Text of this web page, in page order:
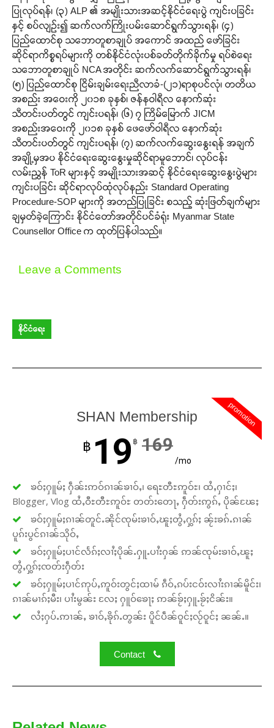
ပြုလုပ်ရန်၊ (၃) ALP ၏ အမျိုးသားအဆင့်နိုင်ငံရေးပွဲ ကျင်းပခြင်း
နှင့် စပ်လျဉ်း၍ ဆက်လက်ကြိုးပမ်းဆောင်ရွက်သွားရန်၊ (၄)
ပြည်ထောင်စု သဘောတူစာချုပ် အကောင် အထည် ဖော်ခြင်း
ဆိုင်ရာကိစ္စရပ်များကို တစ်နိုင်ငံလုံးပစ်ခတ်တိုက်ခိုက်မှု ရပ်စဲရေး
သဘောတူစာချုပ် NCA အတိုင်း ဆက်လက်ဆောင်ရွက်သွားရန်၊
(၅) ပြည်ထောင်စု ငြိမ်းချမ်းရေးညီလာခံ-(၂၁)ရာစုပင်လုံ၊ တတိယ
အစည်း အဝေးကို ၂၀၁၈ ခုနှစ်၊ ဇန်နဝါရီလ နောက်ဆုံး
သီတင်းပတ်တွင် ကျင်းပရန်၊ (၆) ၇ ကြိမ်မြောက် JICM
အစည်းအဝေးကို ၂၀၁၈ ခုနှစ် ဖေဖော်ဝါရီလ နောက်ဆုံး
သီတင်းပတ်တွင် ကျင်းပရန်၊ (၇) ဆက်လက်ဆွေးနွေးရန် အချက်
အချို့မှအပ နိုင်ငံရေးဆွေးနွေးမှုဆိုင်ရာမူဘောင်၊ လုပ်ငန်း
လမ်းညွှန် ToR များနှင့် အမျိုးသားအဆင့် နိုင်ငံရေးဆွေးနွေးပွဲများ
ကျင်းပခြင်း ဆိုင်ရာလုပ်ထုံလုပ်နည်း Standard Operating
Procedure-SOP များကို အတည်ပြုခြင်း စသည့် ဆုံးဖြတ်ချက်များ
ချမှတ်ခဲ့ကြောင်း နိုင်ငံတော်အတိုင်ပင်ခံရုံး Myanmar State
Counsellor Office က ထုတ်ပြန်ပါသည်။
Leave a Comments
နိုင်ငံရေး
promotion
SHAN Membership
฿ 19 ฿ 169
/mo
ၶဝ်ႈႁူမ်ႈ ႁဵၼ်းဢဝ်ၵၢၼ်ၶၢဝ်ႇ၊ ရေႊတီႊဢူဝ်ႊ၊ ထႆႇႁၢင်ႈ၊
Blogger, Vlog ထႆႇဝီႊတီႊဢူဝ်ႊ တတ်းတေႃႇ ႁဵတ်းဢွၵ်ႇ ပိုၼ်ၽႄႈ
ၶဝ်ႈႁူမ်ႈၵၢၼ်တူင်ႉၼိုင်ၸုမ်းၶၢဝ်ႇၽူႈတွႆႇႁွၵ်ႈ ၼႂ်းၶၵ်ႉၵၢၼ်
ပူၵ်းပွင်ၵၢၼ်သိုဝ်ႇ
ၶဝ်ႈႁူမ်ႈပၢင်လႅၵ်ႈလၢႆႈပိုၼ်ႉႁူႉပၢႆးႁၼ် ဢၼ်ၸုမ်းၶၢဝ်ႇၽူႈ
တွႆႇႁွၵ်ႈၸတ်းႁဵတ်း
ၶဝ်ႈႁူမ်ႈပၢင်ဢုပ်ႇဢူဝ်းတွင်ႈထၢမ် ၵဵဝ်ႇၵပ်းငဝ်းလၢႆးၵၢၼ်မိူင်း၊
ၵၢၼ်မၢၵ်ႈမီး၊ ပၢႆးမွၼ်း လႄႈ ႁူဝ်ၶေႃႈ ဢၼ်ၶႂ်ႈႁူႉၶႂ်ႈငိၼ်း။
လႆႈႁပ်ႉဢၢၼ်ႇ ၶၢဝ်ႇၶိုၵ်ႉတွၼ်း ပိူင်ပဵၼ်ဝူင်ႈလႂ်ဝူင်ႈ ၼၼ်ႉ။
Contact